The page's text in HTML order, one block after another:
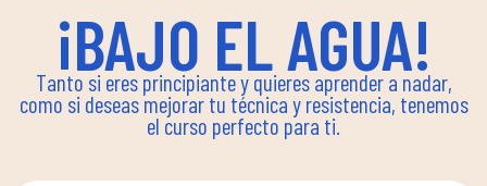
¡BAJO EL AGUA!
Tanto si eres principiante y quieres aprender a nadar,
como si deseas mejorar tu técnica y resistencia, tenemos
el curso perfecto para ti.